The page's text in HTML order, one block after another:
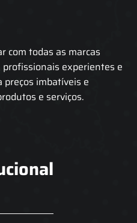
com todas as marcas
profissionais experientes e
preços imbatíveis e
e serviços.